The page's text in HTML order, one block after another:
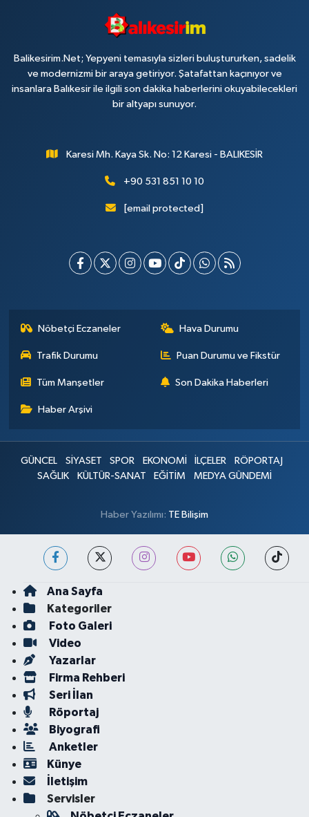
Balikesirim.Net; Yepyeni temasıyla sizleri buluştururken, sadelik
ve modernizmi bir araya getiriyor. Şatafattan kaçınıyor ve
insanlara Balıkesir ile ilgili son dakika haberlerini okuyabilecekleri
bir altyapı sunuyor.
Karesi Mh. Kaya Sk. No: 12 Karesi - BALIKESİR
+90 531 851 10 10
[email protected]
Nöbetçi Eczaneler Hava Durumu
Trafik Durumu Puan Durumu ve Fikstür
Tüm Manşetler Son Dakika Haberleri
Haber Arşivi
GÜNCEL SİYASET SPOR EKONOMİ İLÇELER
RÖPORTAJ
SAĞLIK
KÜLTÜR-SANAT EĞİTİM MEDYA GÜNDEMİ
Haber Yazılımı: TE Bilişim
Ana Sayfa
Kategoriler
Foto Galeri
Video
Yazarlar
Firma Rehberi
Seri İlan
Röportaj
Biyografi
Anketler
Künye
İletişim
Servisler